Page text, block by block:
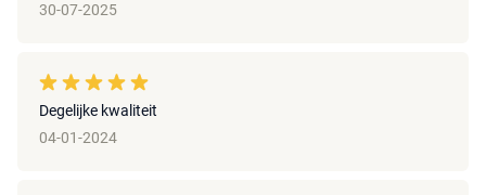
30-07-2025
Degelijke kwaliteit
04-01-2024